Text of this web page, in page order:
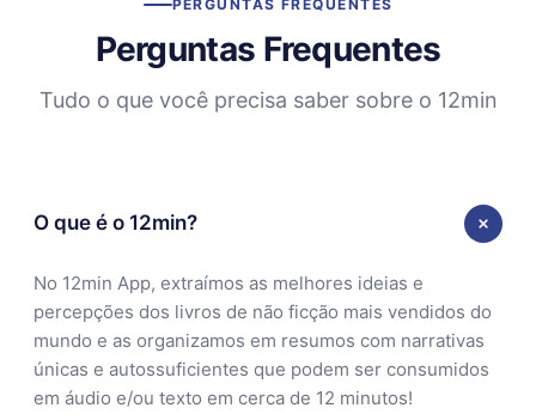
PERGUNTAS FREQUENTES
Perguntas Frequentes
Tudo o que você precisa saber sobre o 12min
O que é o 12min?
No 12min App, extraímos as melhores ideias e
percepções dos livros de não ficção mais vendidos do
mundo e as organizamos em resumos com narrativas
únicas e autossuficientes que podem ser consumidos
em áudio e/ou texto em cerca de 12 minutos!